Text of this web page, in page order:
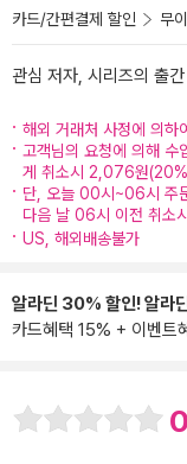
카드/간편결제 할인 무
관심 저자, 시리즈의 출
해외 거래처 사정에 의하
고객님의 요청에 의해 수
게 취소시 2,076원
단, 오늘 00시~06시 주
다음 날 06시 이전 취소
US, 해외배송불가
알라딘 30% 할인! 알라
카드혜택 15% + 이벤
0